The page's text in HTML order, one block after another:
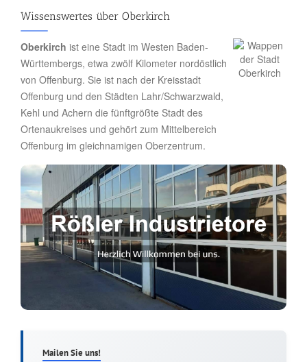
Wissenswertes über Oberkirch
Oberkirch ist eine Stadt im Westen Baden-
Württembergs, etwa zwölf Kilometer nordöstlich
von Offenburg. Sie ist nach der Kreisstadt
Offenburg und den Städten Lahr/Schwarzwald,
Kehl und Achern die fünftgrößte Stadt des
Ortenaukreises und gehört zum Mittelbereich
Offenburg im gleichnamigen Oberzentrum.
Mailen Sie uns!